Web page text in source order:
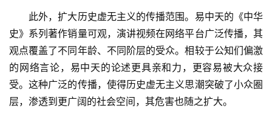
此外，扩大历史虚无主义的传播范围。易中天的《中华
史》系列著作销量可观，演讲视频在网络平台广泛传播，其
观点覆盖了不同年龄、不同阶层的受众。相较于公知们偏激
的网络言论，易中天的论述更具亲和力，更容易被大众接
受。这种广泛的传播，使得历史虚无主义思潮突破了小众圈
层，渗透到更广阔的社会空间，其危害也随之扩大。